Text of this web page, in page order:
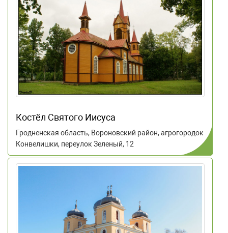
Костёл Святого Иисуса
Гродненская область, Вороновский район, агрогородок
Конвелишки, переулок Зеленый, 12